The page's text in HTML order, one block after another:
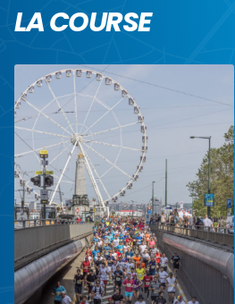
LA COURSE